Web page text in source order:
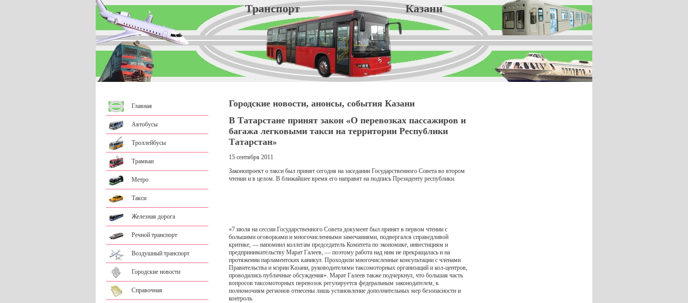
Транспорт Казани
Главная
Автобусы
Троллейбусы
Трамваи
Метро
Такси
Железная дорога
Речной транспорт
Воздушный транспорт
Городские новости
Справочная
Городские новости, анонсы, события Казани
В Татарстане принят закон «О перевозках пассажиров и
багажа легковыми такси на территории Республики
Татарстан»
15 сентября 2011
Законопроект о такси был принят сегодня на заседании Государственного Совета во втором
чтении и в целом. В ближайшее время его направят на подпись Президенту республики.
«7 июля на сессии Государственного Совета документ был принят в первом чтении с
большими оговорками и многочисленными замечаниями, подвергался справедливой
критике, — напомнил коллегам председатель Комитета по экономике, инвестициям и
предпринимательству Марат Галеев, — поэтому работа над ним не прекращалась и на
протяжении парламентских каникул. Проходили многочисленные консультации с членами
Правительства и мэрии Казани, руководителями таксомоторных организаций и кол-центров,
проводились публичные обсуждения». Марат Галеев также подчеркнул, что большая часть
вопросов таксомоторных перевозок регулируется федеральным законодателем, к
полномочиям регионов отнесены лишь установление дополнительных мер безопасности и
контроль.